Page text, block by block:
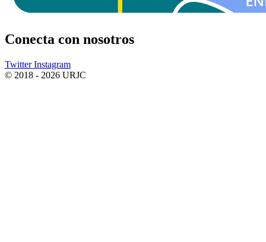
Conecta con nosotros
Twitter Instagram
© 2018 - 2026 URJC